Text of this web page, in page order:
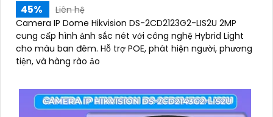
45%
Liên hệ
Camera IP Dome Hikvision DS-2CD2123G2-LIS2U 2MP
cung cấp hình ảnh sắc nét với công nghệ Hybrid Light
cho màu ban đêm. Hỗ trợ POE, phát hiện người, phương
tiện, và hàng rào ảo